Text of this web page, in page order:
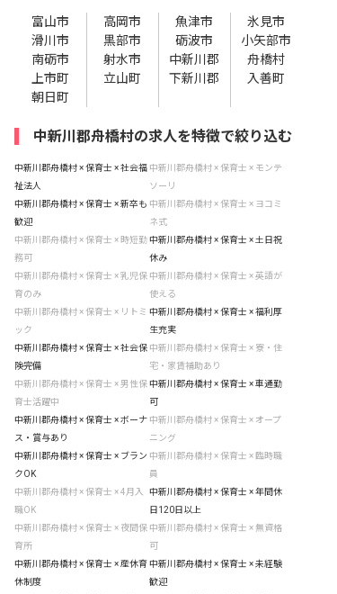
富山市 高岡市 魚津市
氷見市
滑川市
黒部市 砺波市
小矢部市
南砺市
射水市 中新川郡
舟橋村
上市町
立山町 下新川郡
入善町
朝日町
中新川郡舟橋村の求人を特徴で絞り込む
中新川郡舟橋村 × 保育士 × 社会福
祉法人
中新川郡舟橋村 × 保育士 × モンテ
ソーリ
中新川郡舟橋村 × 保育士 × 新卒も
歓迎
中新川郡舟橋村 × 保育士 × ヨコミ
ネ式
中新川郡舟橋村 × 保育士 × 時短勤
務可
中新川郡舟橋村 × 保育士 × 土日祝
休み
中新川郡舟橋村 × 保育士 × 乳児保
育のみ
中新川郡舟橋村 × 保育士 × 英語が
使える
中新川郡舟橋村 × 保育士 × リトミ
ック
中新川郡舟橋村 × 保育士 × 福利厚
生充実
中新川郡舟橋村 × 保育士 × 社会保
険完備
中新川郡舟橋村 × 保育士 × 寮・住
宅・家賃補助あり
中新川郡舟橋村 × 保育士 × 男性保
育士活躍中
中新川郡舟橋村 × 保育士 × 車通勤
可
中新川郡舟橋村 × 保育士 × ボーナ
ス・賞与あり
中新川郡舟橋村 × 保育士 × オープ
ニング
中新川郡舟橋村 × 保育士 × ブラン
クOK
中新川郡舟橋村 × 保育士 × 臨時職
員
中新川郡舟橋村 × 保育士 × 4月入
職OK
中新川郡舟橋村 × 保育士 × 年間休
日120日以上
中新川郡舟橋村 × 保育士 × 夜間保
育所
中新川郡舟橋村 × 保育士 × 無資格
可
中新川郡舟橋村 × 保育士 × 産休育
休制度
中新川郡舟橋村 × 保育士 × 未経験
歓迎